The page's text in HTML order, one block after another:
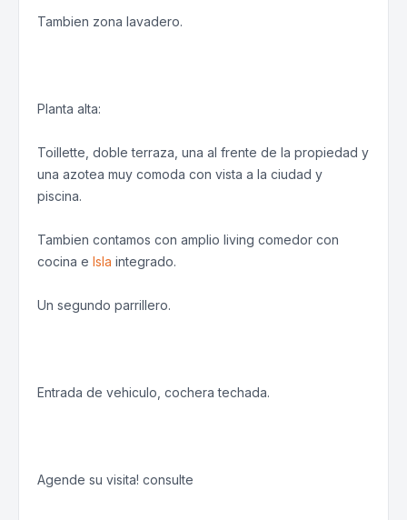
Tambien zona lavadero.
Planta alta:
Toillette, doble terraza, una al frente de la propiedad y
una azotea muy comoda con vista a la ciudad y
piscina.
Tambien contamos con amplio living comedor con
cocina e Isla integrado.
Un segundo parrillero.
Entrada de vehiculo, cochera techada.
Agende su visita! consulte